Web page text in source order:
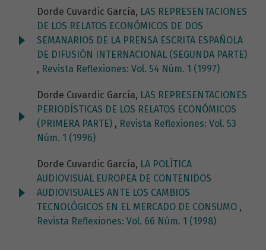
Dorde Cuvardic García, LAS REPRESENTACIONES
DE LOS RELATOS ECONÓMICOS DE DOS
SEMANARIOS DE LA PRENSA ESCRITA ESPAÑOLA
DE DIFUSIÓN INTERNACIONAL (SEGUNDA PARTE)
, Revista Reflexiones: Vol. 54 Núm. 1 (1997)
Dorde Cuvardic García, LAS REPRESENTACIONES
PERIODÍSTICAS DE LOS RELATOS ECONÓMICOS
(PRIMERA PARTE) , Revista Reflexiones: Vol. 53
Núm. 1 (1996)
Dorde Cuvardic García, LA POLÍTICA
AUDIOVISUAL EUROPEA DE CONTENIDOS
AUDIOVISUALES ANTE LOS CAMBIOS
TECNOLÓGICOS EN EL MERCADO DE CONSUMO ,
Revista Reflexiones: Vol. 66 Núm. 1 (1998)